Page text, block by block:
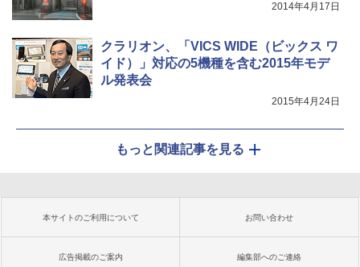
2014年4月17日
クラリオン、「VICS WIDE（ビックス ワ
イド）」対応の5機種を含む2015年モデ
ル発表会
2015年4月24日
もっと関連記事を見る
本サイトのご利用について お問い合わせ
広告掲載のご案内 編集部へのご連絡